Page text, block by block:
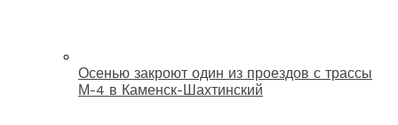
Осенью закроют один из проездов с трассы
М-4 в Каменск-Шахтинский